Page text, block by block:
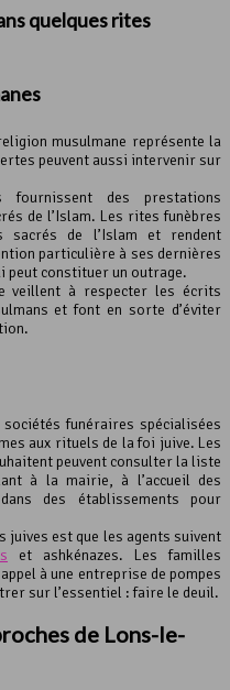
quelques rites
musulmane représente la
peuvent aussi intervenir sur
fournissent des prestations
de l’Islam. Les rites funèbres
sacrés de l’Islam et rendent
particulière à ses dernières
peut constituer un outrage.
veillent à respecter les écrits
et font en sorte d’éviter
funéraires spécialisées
aux rituels de la foi juive. Les
peuvent consulter la liste
à la mairie, à l’accueil des
des établissements pour
juives est que les agents suivent
et ashkénazes. Les familles
à une entreprise de pompes
sur l’essentiel : faire le deuil.
de Lons-le-